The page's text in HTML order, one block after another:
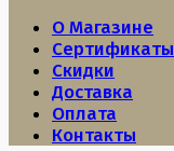
О Магазине
Сертификаты
Скидки
Доставка
Оплата
Контакты